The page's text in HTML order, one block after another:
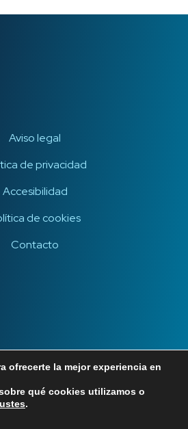
Aviso legal
de privacidad
Accesibilidad
de cookies
Contacto
Todos los derechos reservados.
ofrecerte la mejor experiencia en
qué cookies utilizamos o
.